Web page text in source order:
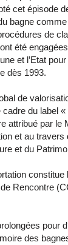
cet épisode
bagne
de
été
et l’Etat
dès 1993.
de
du label «
attribué par le
et au travers
et du
constitue
Rencontre
pour
des